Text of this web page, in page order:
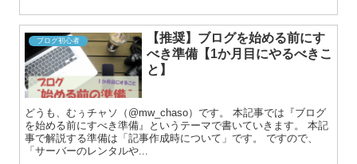
ブログ初心者
【推奨】ブログを始める前にす
べき準備【1か月目にやるべきこ
と】
どうも、むぅチャソ（@mw_chaso）です。 本記事では『ブログ
を始める前にすべき準備』というテーマで書いていきます。 本記
事で解説する準備は「記事作成時について」です。 ですので、
「サーバーのレンタルや...